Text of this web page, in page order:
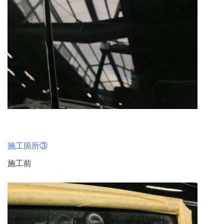
施工箇所③
施工前